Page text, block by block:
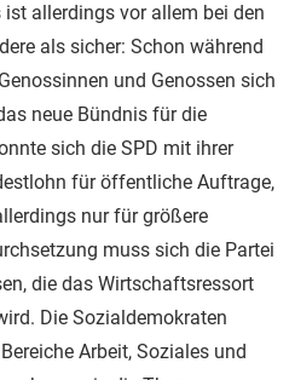
allerdings vor allem bei den
als sicher: Schon während
und Genossen sich
neue Bündnis für die
sich die SPD mit ihrer
für öffentliche Auftrage,
nur für größere
muss sich die Partei
die das Wirtschaftsressort
Die Sozialdemokraten
Arbeit, Soziales und